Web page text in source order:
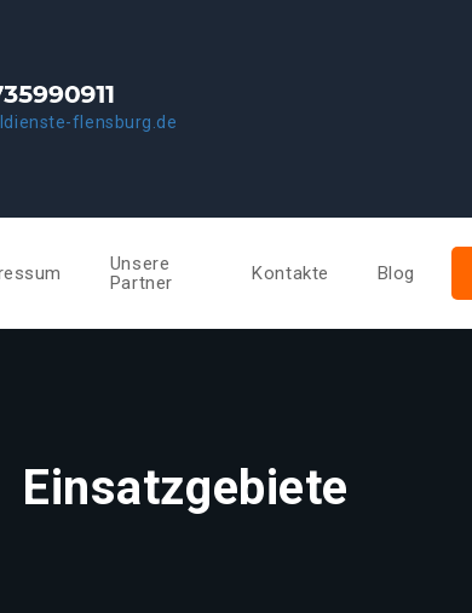
flensburg.de
Unsere
Partner
Kontakte Blog
Einsatzgebiete